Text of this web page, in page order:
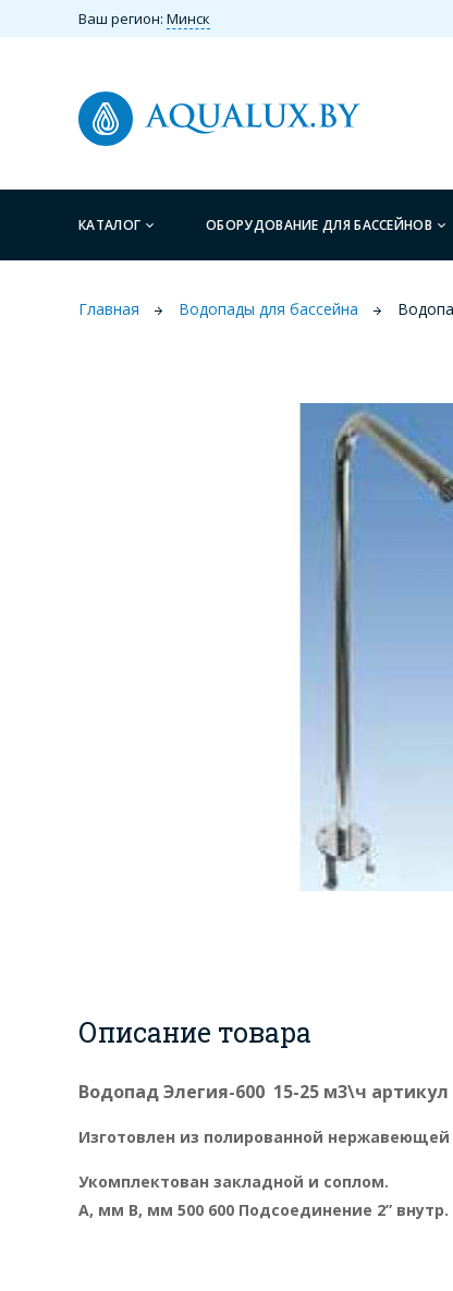
Ваш регион: Минск
КАТАЛОГ ОБОРУДОВАНИЕ ДЛЯ БАССЕЙНОВ
Главная Водопады для бассейна
Описание товара
Водопад Элегия-600 15-25 м3\ч артикул
Изготовлен из полированной нержавеющей
Укомплектован закладной и соплом.
А, мм В, мм 500 600 Подсоединение 2” внутр.